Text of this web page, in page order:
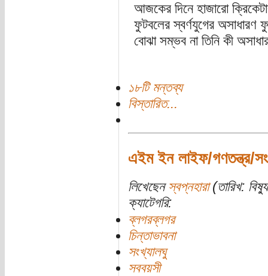
আজকের দিনে হাজারো
ফুটবলের স্বর্ণযুগের অসাধারণ
বোঝা সম্ভব না তিনি কী
১৮টি মন্তব্য
বিস্তারিত...
এইম ইন লাইফ/গণতন্ত্র/
লিখেছেন স্বপ্নহারা(তারিখ:
ক্যাটেগরি:
ব্লগরব্লগর
চিন্তাভাবনা
সংখ্যালঘু
সববয়সী